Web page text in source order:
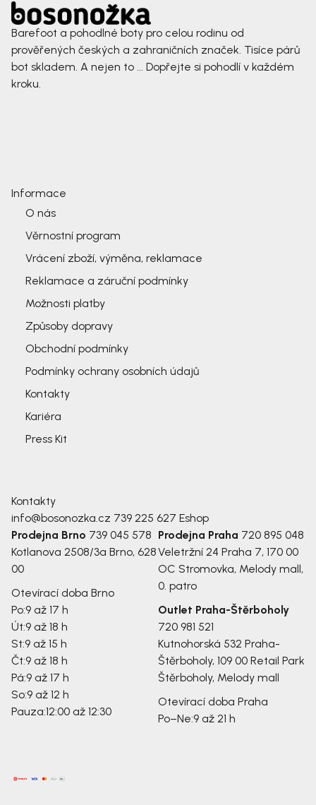
Barefoot a pohodlné boty pro celou rodinu od
prověřených českých a zahraničních značek. Tisíce párů
bot skladem. A nejen to ... Dopřejte si pohodlí v každém
kroku.
Informace
O nás
Věrnostní program
Vrácení zboží, výměna, reklamace
Reklamace a záruční podmínky
Možnosti platby
Způsoby dopravy
Obchodní podmínky
Podmínky ochrany osobních údajů
Kontakty
Kariéra
Press Kit
Kontakty
info@bosonozka.cz 739 225 627 Eshop
Prodejna Brno 739 045 578
Kotlanova 2508/3a Brno, 628
00
Otevírací doba Brno
Po:9 až 17 h
Út:9 až 18 h
St:9 až 15 h
Čt:9 až 18 h
Pá:9 až 17 h
So:9 až 12 h
Pauza:12:00 až 12:30
Prodejna Praha 720 895 048
Veletržní 24 Praha 7, 170 00
OC Stromovka, Melody mall,
0. patro
Outlet Praha-Štěrboholy
720 981 521
Kutnohorská 532 Praha-
Štěrboholy, 109 00 Retail Park
Štěrboholy, Melody mall
Otevírací doba Praha
Po–Ne:9 až 21 h